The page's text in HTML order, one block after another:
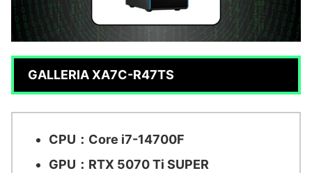
GALLERIA XA7C-R47TS
CPU：Core i7-14700F
GPU：RTX 5070 Ti SUPER